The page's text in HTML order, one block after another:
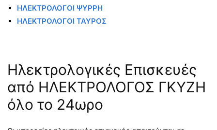
ΗΛΕΚΤΡΟΛΟΓΟΙ ΨΥΡΡΗ
ΗΛΕΚΤΡΟΛΟΓΟΙ ΤΑΥΡΟΣ
Ηλεκτρολογικές Επισκευές
από ΗΛΕΚΤΡΟΛΟΓΟΣ ΓΚΥΖΗ
όλο το 24ωρο